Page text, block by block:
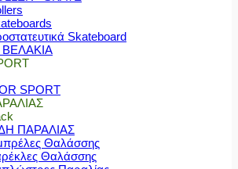
Skateboard
SPORT
ΠΑΡΑΛΙΑΣ
Θαλάσσης
Θαλάσσης